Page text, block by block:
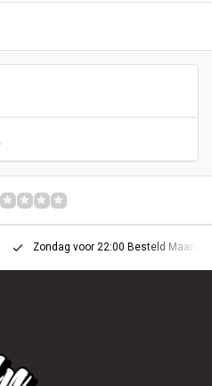
Zondag voor 22:00 Besteld